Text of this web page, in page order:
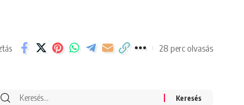
28 perc olvasás
Search